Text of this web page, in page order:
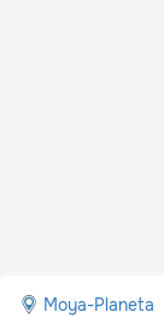
Moya-Planeta